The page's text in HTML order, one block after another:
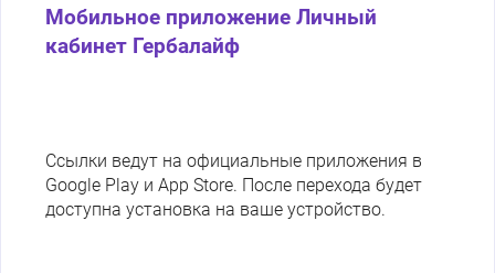
Мобильное приложение Личный
кабинет Гербалайф
Ссылки ведут на официальные приложения в
Google Play и App Store. После перехода будет
доступна установка на ваше устройство.